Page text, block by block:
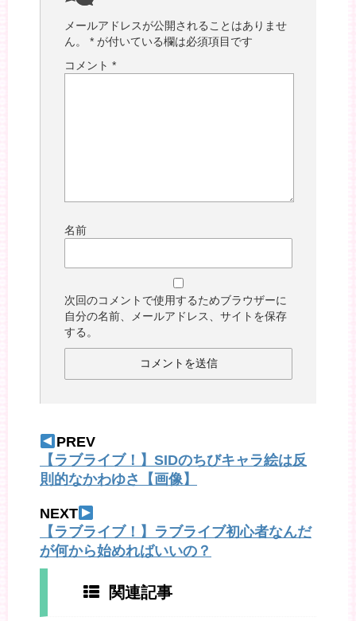
メールアドレスが公開されることはありませ
ん。
* が付いている欄は必須項目です
コメント *
名前
次回のコメントで使用するためブラウザーに
自分の名前、メールアドレス、サイトを保存
する。
PREV
【ラブライブ！】SIDのちびキャラ絵は反
則的なかわゆさ【画像】
NEXT
【ラブライブ！】ラブライブ初心者なんだ
が何から始めればいいの？
関連記事